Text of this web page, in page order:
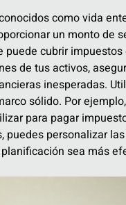
como vida
un monto de
cubrir
de tus activos,
inesperadas.
sólido. Por
para pagar
personalizar
sea más